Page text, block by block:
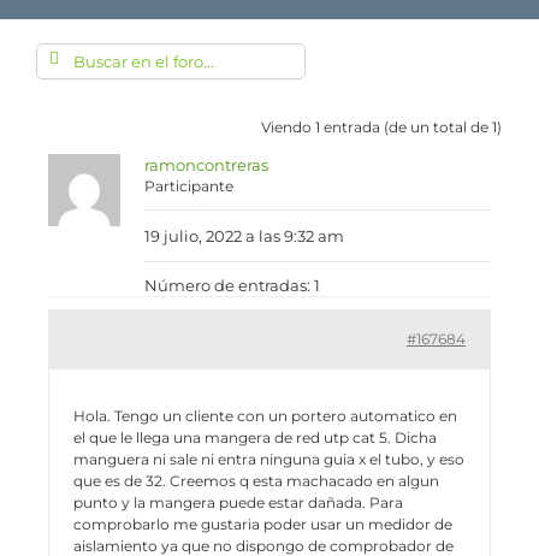
Viendo 1 entrada (de un total de 1)
ramoncontreras
Participante
19 julio, 2022 a las 9:32 am
Número de entradas: 1
#167684
Hola. Tengo un cliente con un portero automatico en
el que le llega una mangera de red utp cat 5. Dicha
manguera ni sale ni entra ninguna guia x el tubo, y eso
que es de 32. Creemos q esta machacado en algun
punto y la mangera puede estar dañada. Para
comprobarlo me gustaria poder usar un medidor de
aislamiento ya que no dispongo de comprobador de